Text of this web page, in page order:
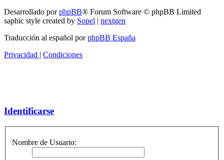
Desarrollado porphpBB® Forum Software © phpBB Limited
saphic style created by Sopel | nextgen
Traducción al español porphpBB España
Privacidad | Condiciones
Identificarse
Nombre de Usuario: